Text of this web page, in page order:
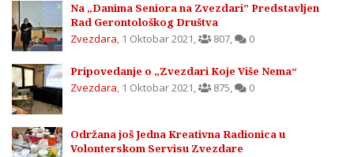
Na „Danima Seniora na Zvezdari” Predstavljen
Rad Gerontološkog Društva
Zvezdara, 1 Oktobar 2021, 807, 0
Pripovedanje o „Zvezdari Koje Više Nema“
Zvezdara, 1 Oktobar 2021, 875, 0
Održana još Jedna Kreativna Radionica u
Volonterskom Servisu Zvezdare